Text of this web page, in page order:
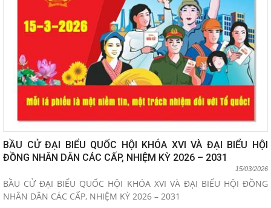
BẦU CỬ ĐẠI BIỂU QUỐC HỘI KHÓA XVI VÀ ĐẠI BIỂU HỘI
ĐỒNG NHÂN DÂN CÁC CẤP, NHIỆM KỲ 2026 – 2031
15/03/2026
BẦU CỬ ĐẠI BIỂU QUỐC HỘI KHÓA XVI VÀ ĐẠI BIỂU HỘI ĐỒNG
NHÂN DÂN CÁC CẤP, NHIỆM KỲ 2026 – 2031